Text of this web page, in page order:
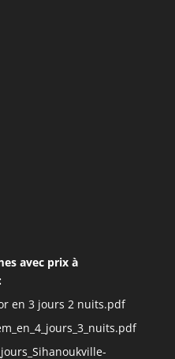
avec prix à
en 3 jours 2 nuits.pdf